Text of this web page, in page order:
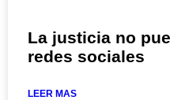
La justicia no
redes sociales
LEER MAS